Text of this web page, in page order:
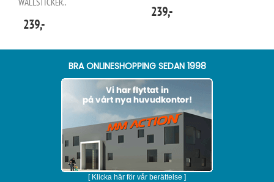
239,-
239,-
BRA ONLINESHOPPING SEDAN 1998
[ Klicka här för vår berättelse ]